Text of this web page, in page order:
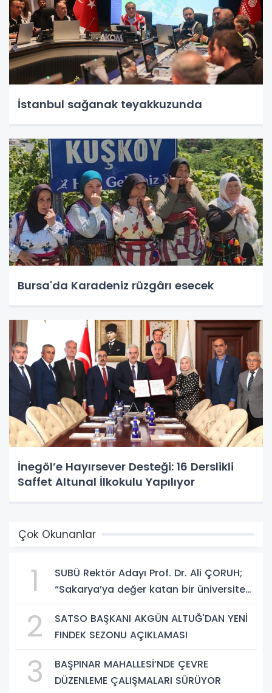
İstanbul sağanak teyakkuzunda
Bursa'da Karadeniz rüzgârı esecek
İnegöl’e Hayırsever Desteği: 16 Derslikli
Saffet Altunal İlkokulu Yapılıyor
Çok Okunanlar
1
SUBÜ Rektör Adayı Prof. Dr. Ali ÇORUH;
“Sakarya’ya değer katan bir üniversite
2
SATSO BAŞKANI AKGÜN ALTUĞ'DAN YENİ
FINDEK SEZONU AÇIKLAMASI
3
BAŞPINAR MAHALLESİ’NDE ÇEVRE
DÜZENLEME ÇALIŞMALARI SÜRÜYOR